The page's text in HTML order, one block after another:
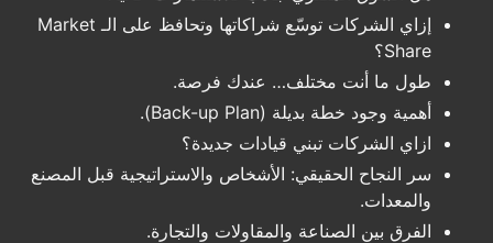
إزاي الشركات توسّع شراكاتها وتحافظ على الـ Market
Share؟
طول ما أنت مختلف… عندك فرصة.
أهمية وجود خطة بديلة (Back-up Plan).
ازاي الشركات تبني قيادات جديدة؟
سر النجاح الحقيقي: الأشخاص والاستراتيجية قبل المصنع
والمعدات.
الفرق بين الصناعة والمقاولات والتجارة.